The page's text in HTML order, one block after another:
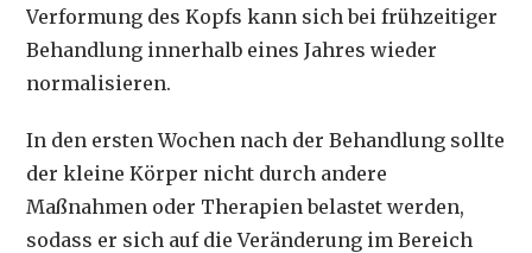
Verformung des Kopfs kann sich bei frühzeitiger
Behandlung innerhalb eines Jahres wieder
normalisieren.
In den ersten Wochen nach der Behandlung sollte
der kleine Körper nicht durch andere
Maßnahmen oder Therapien belastet werden,
sodass er sich auf die Veränderung im Bereich